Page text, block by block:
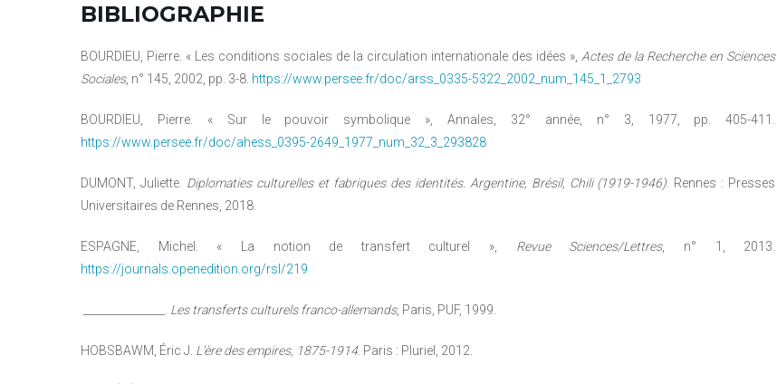
BIBLIOGRAPHIE
BOURDIEU, Pierre. « Les conditions sociales de la circulation internationale des idées »,Actes de la Recherche en Sciences
Sociales, n° 145, 2002, pp. 3-8. https://www.persee.fr/doc/arss_0335-5322_2002_num_145_1_2793
BOURDIEU, Pierre. « Sur le pouvoir symbolique », Annales, 32° année, n° 3, 1977, pp. 405-411.
https://www.persee.fr/doc/ahess_0395-2649_1977_num_32_3_293828
DUMONT, Juliette. Diplomaties culturelles et fabriques des identités. Argentine, Brésil, Chili (1919-1946). Rennes : Presses
Universitaires de Rennes, 2018.
ESPAGNE, Michel. « La notion de transfert culturel », Revue Sciences/Lettres, n° 1, 2013.
https://journals.openedition.org/rsl/219
_______________. Les transferts culturels franco-allemands, Paris, PUF, 1999.
HOBSBAWM, Éric J. L’ère des empires, 1875-1914. Paris : Pluriel, 2012.